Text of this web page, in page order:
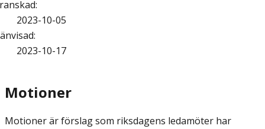
:
2023-10-05
:
2023-10-17
Motioner
Motioner är förslag som riksdagens ledamöter har